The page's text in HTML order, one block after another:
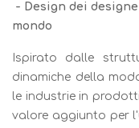
- Design dei
mondo
Ispirato dalle
dinamiche della
le industrie in
valore aggiunto per